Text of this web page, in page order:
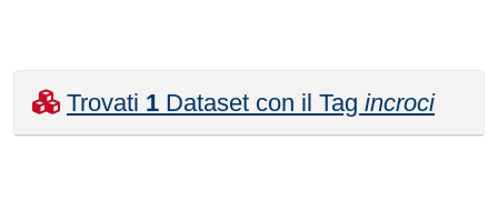
Trovati 1 Dataset con il Tag incroci